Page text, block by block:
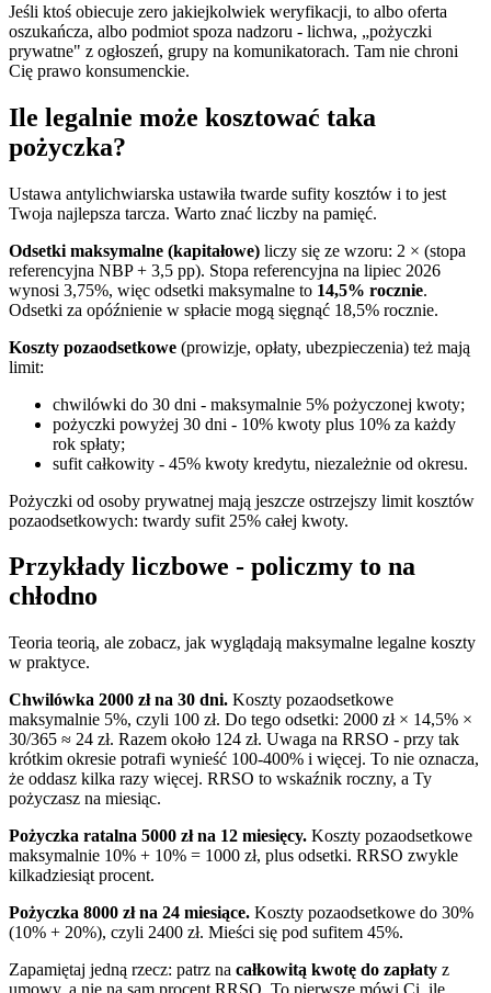
Jeśli ktoś obiecuje zero jakiejkolwiek weryfikacji, to albo oferta
oszukańcza, albo podmiot spoza nadzoru - lichwa, „pożyczki
prywatne" z ogłoszeń, grupy na komunikatorach. Tam nie chroni
Cię prawo konsumenckie.
Ile legalnie może kosztować taka
pożyczka?
Ustawa antylichwiarska ustawiła twarde sufity kosztów i to jest
Twoja najlepsza tarcza. Warto znać liczby na pamięć.
Odsetki maksymalne (kapitałowe) liczy się ze wzoru: 2 × (stopa
referencyjna NBP + 3,5 pp). Stopa referencyjna na lipiec 2026
wynosi 3,75%, więc odsetki maksymalne to 14,5% rocznie.
Odsetki za opóźnienie w spłacie mogą sięgnąć 18,5% rocznie.
Koszty pozaodsetkowe (prowizje, opłaty, ubezpieczenia) też mają
limit:
chwilówki do 30 dni - maksymalnie 5% pożyczonej kwoty;
pożyczki powyżej 30 dni - 10% kwoty plus 10% za każdy
rok spłaty;
sufit całkowity - 45% kwoty kredytu, niezależnie od okresu.
Pożyczki od osoby prywatnej mają jeszcze ostrzejszy limit kosztów
pozaodsetkowych: twardy sufit 25% całej kwoty.
Przykłady liczbowe - policzmy to na
chłodno
Teoria teorią, ale zobacz, jak wyglądają maksymalne legalne koszty
w praktyce.
Chwilówka 2000 zł na 30 dni. Koszty pozaodsetkowe
maksymalnie 5%, czyli 100 zł. Do tego odsetki: 2000 zł × 14,5% ×
30/365 ≈ 24 zł. Razem około 124 zł. Uwaga na RRSO - przy tak
krótkim okresie potrafi wynieść 100-400% i więcej. To nie oznacza,
że oddasz kilka razy więcej. RRSO to wskaźnik roczny, a Ty
pożyczasz na miesiąc.
Pożyczka ratalna 5000 zł na 12 miesięcy. Koszty pozaodsetkowe
maksymalnie 10% + 10% = 1000 zł, plus odsetki. RRSO zwykle
kilkadziesiąt procent.
Pożyczka 8000 zł na 24 miesiące. Koszty pozaodsetkowe do 30%
(10% + 20%), czyli 2400 zł. Mieści się pod sufitem 45%.
Zapamiętaj jedną rzecz: patrz na całkowitą kwotę do zapłaty z